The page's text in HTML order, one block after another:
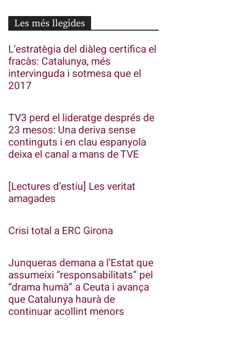
Les més llegides
L’estratègia del diàleg certifica el
fracàs: Catalunya, més
intervinguda i sotmesa que el
2017
TV3 perd el lideratge després de
23 mesos: Una deriva sense
continguts i en clau espanyola
deixa el canal a mans de TVE
[Lectures d’estiu] Les veritat
amagades
Crisi total a ERC Girona
Junqueras demana a l’Estat que
assumeixi “responsabilitats” pel
“drama humà” a Ceuta i avança
que Catalunya haurà de
continuar acollint menors